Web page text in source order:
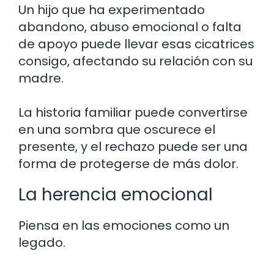
Un hijo que ha experimentado
abandono, abuso emocional o falta
de apoyo puede llevar esas cicatrices
consigo, afectando su relación con su
madre.
La historia familiar puede convertirse
en una sombra que oscurece el
presente, y el rechazo puede ser una
forma de protegerse de más dolor.
La herencia emocional
Piensa en las emociones como un
legado.